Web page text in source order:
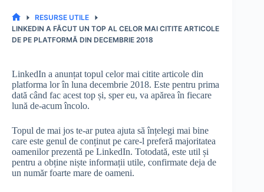
PRIMA
PAGINĂ
RESURSE UTILE
LINKEDIN A FĂCUT UN TOP AL CELOR MAI CITITE ARTICOLE
DE PE PLATFORMĂ DIN DECEMBRIE 2018
LinkedIn a anunțat topul celor mai citite articole din
platforma lor în luna decembrie 2018. Este pentru prima
dată când fac acest top și, sper eu, va apărea în fiecare
lună de-acum încolo.
Topul de mai jos te-ar putea ajuta să înțelegi mai bine
care este genul de conținut pe care-l preferă majoritatea
oamenilor prezentă pe LinkedIn. Totodată, este util și
pentru a obține niște informații utile, confirmate deja de
un număr foarte mare de oameni.